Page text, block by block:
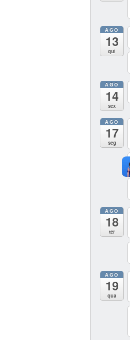
AGO
13
qui
AGO
14
sex
AGO
17
seg
AGO
18
ter
AGO
19
qua